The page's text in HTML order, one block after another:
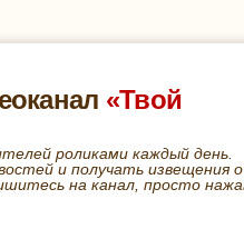
«Твой
роликами каждый день.
и получать извещения о
на канал, просто